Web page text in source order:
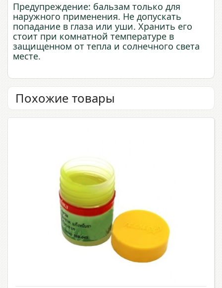
Предупреждение: бальзам только для
наружного применения. Не допускать
попадание в глаза или уши. Хранить его
стоит при комнатной температуре в
защищенном от тепла и солнечного света
месте.
Похожие товары